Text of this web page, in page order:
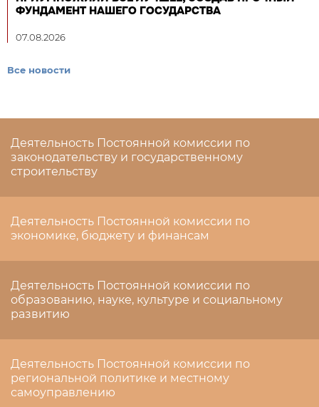
ФУНДАМЕНТ НАШЕГО ГОСУДАРСТВА
07.08.2026
Все новости
Деятельность Постоянной комиссии по
законодательству и государственному
строительству
Деятельность Постоянной комиссии по
экономике, бюджету и финансам
Деятельность Постоянной комиссии по
образованию, науке, культуре и социальному
развитию
Деятельность Постоянной комиссии по
региональной политике и местному
самоуправлению